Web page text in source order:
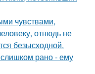
чувствами,
отнюдь не
безысходной.
рано - ему